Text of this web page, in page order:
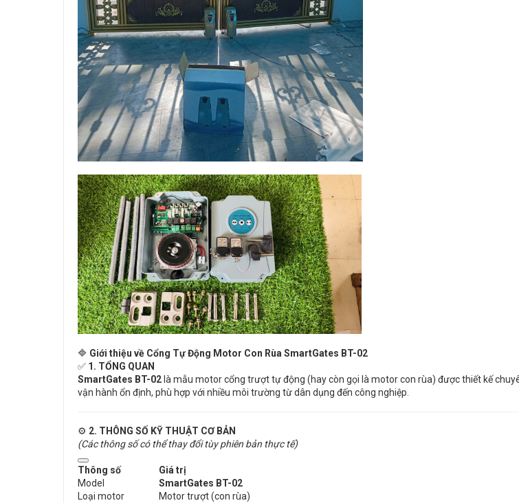
🔷 Giới thiệu về Cổng Tự Động Motor Con Rùa SmartGates BT-02
✅ 1. TỔNG QUAN
SmartGates BT-02 là mẫu motor cổng trượt tự động (hay còn gọi là motor con rùa) được thiết kế
vận hành ổn định, phù hợp với nhiều môi trường từ dân dụng đến công nghiệp.
⚙️ 2. THÔNG SỐ KỸ THUẬT CƠ BẢN
(Các thông số có thể thay đổi tùy phiên bản thực tế)
Thông số
Giá trị
Model
SmartGates BT-02
Loại motor
Motor trượt (con rùa)